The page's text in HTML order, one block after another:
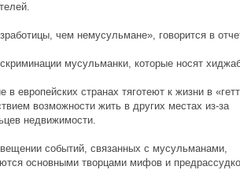
чем немусульмане», говорится в
мусульманки, которые носят
европейских странах тяготеют к жизни в
возможности жить в других местах из-за
недвижимости.
событий, связанных с мусульманами,
основными творцами мифов и